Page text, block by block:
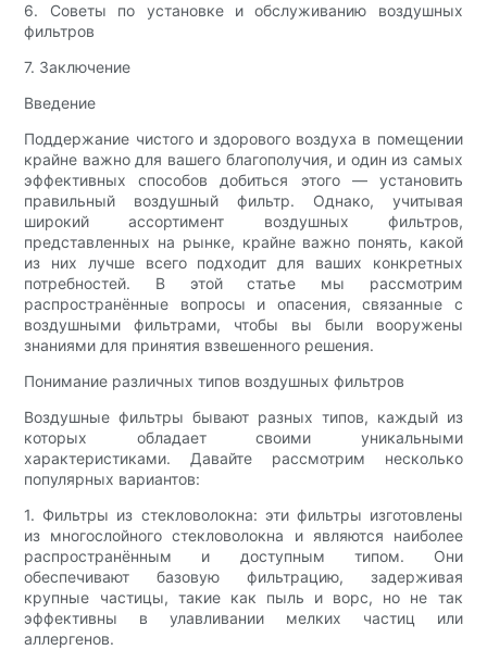
6. Советы по установке и обслуживанию воздушных
фильтров
7. Заключение
Введение
Поддержание чистого и здорового воздуха в помещении
крайне важно для вашего благополучия, и один из самых
эффективных способов добиться этого — установить
правильный воздушный фильтр. Однако, учитывая
широкий ассортимент воздушных фильтров,
представленных на рынке, крайне важно понять, какой
из них лучше всего подходит для ваших конкретных
потребностей. В этой статье мы рассмотрим
распространённые вопросы и опасения, связанные с
воздушными фильтрами, чтобы вы были вооружены
знаниями для принятия взвешенного решения.
Понимание различных типов воздушных фильтров
Воздушные фильтры бывают разных типов, каждый из
которых обладает своими уникальными
характеристиками. Давайте рассмотрим несколько
популярных вариантов:
1. Фильтры из стекловолокна: эти фильтры изготовлены
из многослойного стекловолокна и являются наиболее
распространённым и доступным типом. Они
обеспечивают базовую фильтрацию, задерживая
крупные частицы, такие как пыль и ворс, но не так
эффективны в улавливании мелких частиц или
аллергенов.